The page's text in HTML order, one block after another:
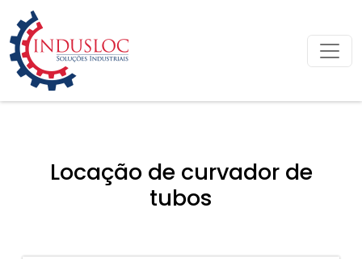
Locação de curvador de
tubos